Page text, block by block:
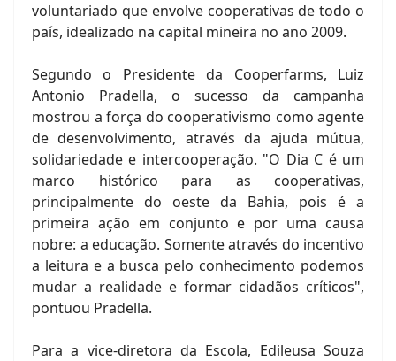
voluntariado que envolve cooperativas de todo o
país, idealizado na capital mineira no ano 2009.
Segundo o Presidente da Cooperfarms, Luiz
Antonio Pradella, o sucesso da campanha
mostrou a força do cooperativismo como agente
de desenvolvimento, através da ajuda mútua,
solidariedade e intercooperação. "O Dia C é um
marco histórico para as cooperativas,
principalmente do oeste da Bahia, pois é a
primeira ação em conjunto e por uma causa
nobre: a educação. Somente através do incentivo
a leitura e a busca pelo conhecimento podemos
mudar a realidade e formar cidadãos críticos",
pontuou Pradella.
Para a vice-diretora da Escola, Edileusa Souza